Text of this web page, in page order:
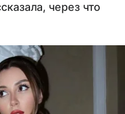
через что